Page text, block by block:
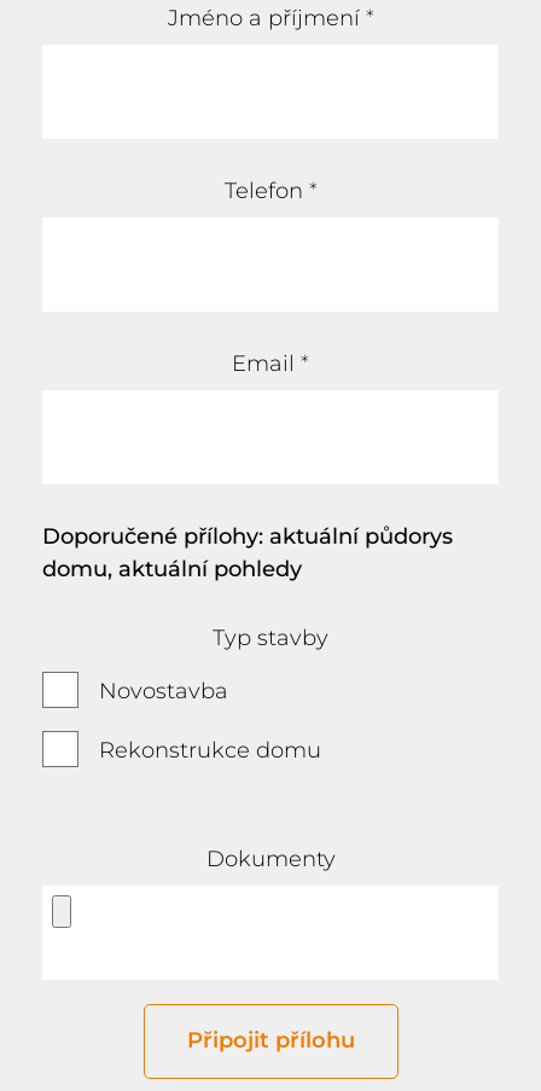
Jméno a příjmení *
Telefon *
Email *
Doporučené přílohy: aktuální půdorys
domu, aktuální pohledy
Typ stavby
Novostavba
Rekonstrukce domu
Dokumenty
Připojit přílohu